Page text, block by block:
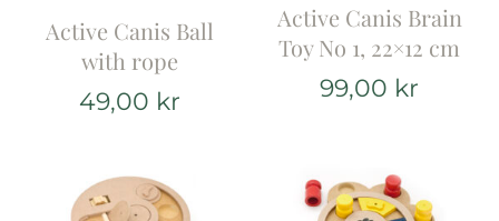
Kontakta oss
Hand i Tass
Active Canis Ball
with rope
49,00 kr
Active Canis Brain
Toy No 1, 22×12 cm
99,00 kr